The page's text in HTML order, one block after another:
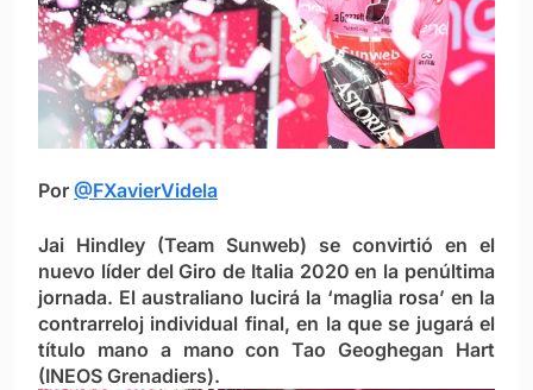
Por @FXavierVidela
Jai Hindley (Team Sunweb) se convirtió en el
nuevo líder del Giro de Italia 2020 en la penúltima
jornada. El australiano lucirá la ‘maglia rosa’ en la
contrarreloj individual final, en la que se jugará el
título mano a mano con Tao Geoghegan Hart
(INEOS Grenadiers).